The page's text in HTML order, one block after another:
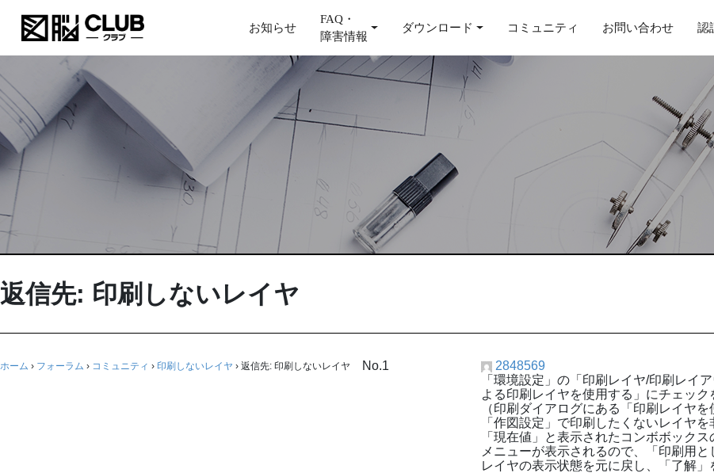
お知らせ
FAQ・
障害情報
ダウンロード コミュニティ お問い合わせ 認
返信先: 印刷しないレイヤ
ホーム › フォーラム › コミュニティ › 印刷しないレイヤ › 返信先: 印刷しないレイヤ No.1
2848569
「環境設定」の「印刷レイヤ/印刷レイ
よる印刷レイヤを使用する」にチェック
（印刷ダイアログにある「印刷レイヤ
「作図設定」で印刷したくないレイヤを
「現在値」と表示されたコンボボック
メニューが表示されるので、「印刷用
レイヤの表示状態を元に戻し、「了解」